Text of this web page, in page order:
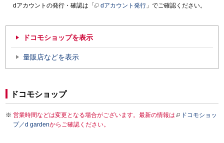
dアカウントの発行・確認は「
dアカウント発行 」でご確認ください。
ドコモショップを表示
量販店などを表示
ドコモショップ
営業時間などは変更となる場合がございます。最新の情報は
ドコモショッ
プ／d gardenからご確認ください。